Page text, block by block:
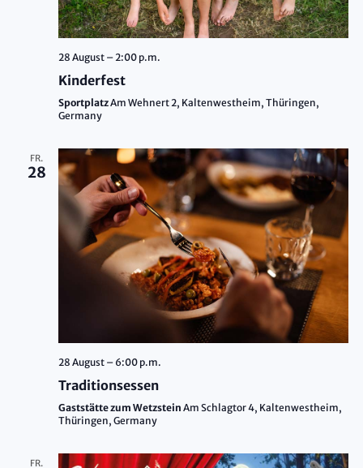
28 August – 2:00 p.m.
Kinderfest
SportplatzAm Wehnert 2, Kaltenwestheim, Thüringen,
Germany
FR.
28
28 August – 6:00 p.m.
Traditionsessen
Gaststätte zum Wetzstein Am Schlagtor 4, Kaltenwestheim,
Thüringen, Germany
FR.